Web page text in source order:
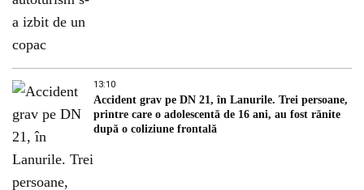
13:10
Accident grav pe DN 21, în Lanurile. Trei persoane,
printre care o adolescentă de 16 ani, au fost rănite
după o coliziune frontală